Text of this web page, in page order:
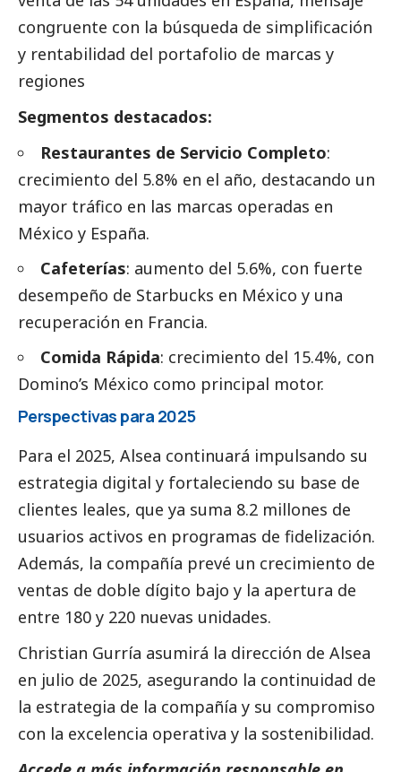
congruente con la búsqueda de simplificación
y rentabilidad del portafolio de marcas y
regiones
Segmentos destacados:
Restaurantes de Servicio Completo:
crecimiento del 5.8% en el año, destacando un
mayor tráfico en las marcas operadas en
México y España.
Cafeterías: aumento del 5.6%, con fuerte
desempeño de Starbucks en México y una
recuperación en Francia.
Comida Rápida: crecimiento del 15.4%, con
Domino’s México como principal motor.
Perspectivas para 2025
Para el 2025, Alsea continuará impulsando su
estrategia digital y fortaleciendo su base de
clientes leales, que ya suma 8.2 millones de
usuarios activos en programas de fidelización.
Además, la compañía prevé un crecimiento de
ventas de doble dígito bajo y la apertura de
entre 180 y 220 nuevas unidades.
Christian Gurría asumirá la dirección de Alsea
en julio de 2025, asegurando la continuidad de
la estrategia de la compañía y su compromiso
con la excelencia operativa y la sostenibilidad.